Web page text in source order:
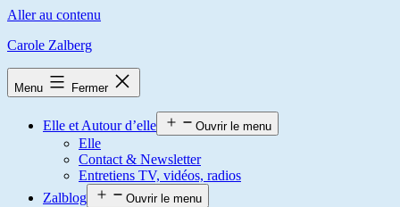
Aller au contenu
Carole Zalberg
Menu Fermer
Elle et Autour d’elle Ouvrir le menu
Elle
Contact & Newsletter
Entretiens TV, vidéos, radios
Zalblog
Ouvrir le menu